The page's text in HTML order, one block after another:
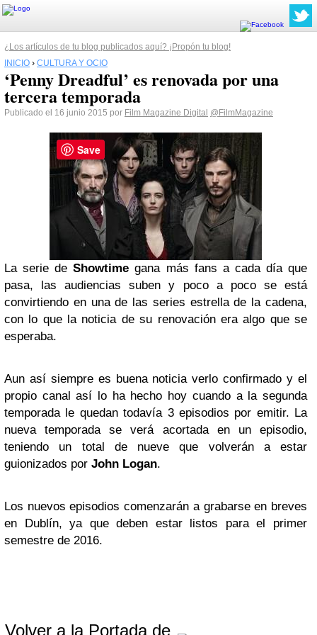
¿Los artículos de tu blog publicados aquí? ¡Propón tu blog!
INICIO › CULTURA Y OCIO
‘Penny Dreadful’ es renovada por una
tercera temporada
Publicado el 16 junio 2015 por Film Magazine Digital @FilmMagazine
La serie deShowtime gana más fans a cada día que
pasa, las audiencias suben y poco a poco se está
convirtiendo en una de las series estrella de la cadena,
con lo que la noticia de su renovación era algo que se
esperaba.
Aun así siempre es buena noticia verlo confirmado y el
propio canal así lo ha hecho hoy cuando a la segunda
temporada le quedan todavía 3 episodios por emitir. La
nueva temporada se verá acortada en un episodio,
teniendo un total de nueve que volverán a estar
guionizados por John Logan.
Los nuevos episodios comenzarán a grabarse en breves
en Dublín, ya que deben estar listos para el primer
semestre de 2016.
Volver a la Portada de
Save